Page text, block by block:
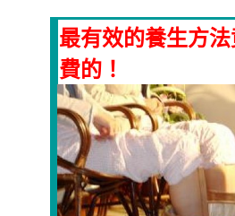
最有效的養生方
費的！